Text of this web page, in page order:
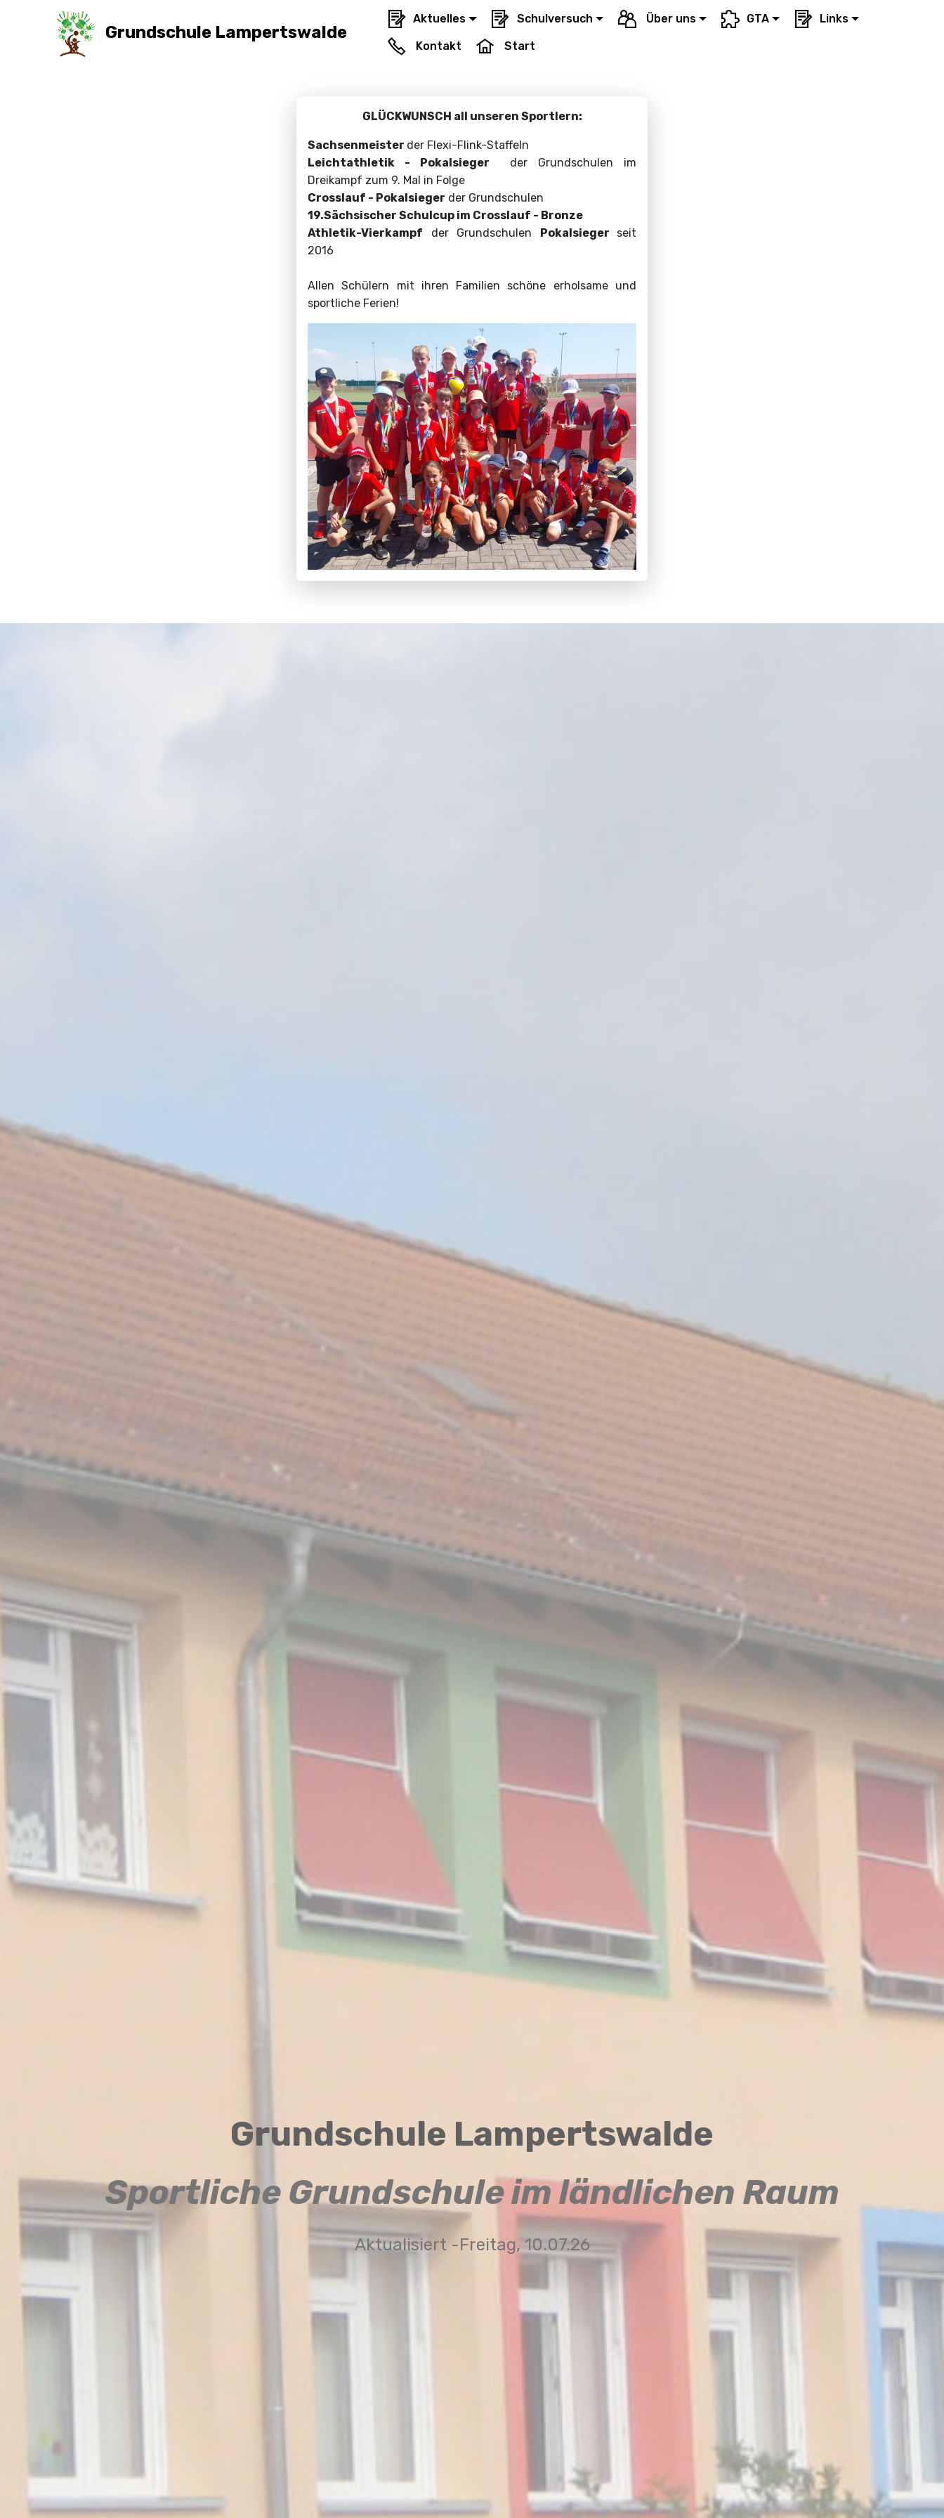
Grundschule Lampertswalde
Aktuelles Schulversuch Über uns GTA Links
Kontakt Start
1.Schulhalbjahr 2025/26
GLÜCKWUNSCH all unseren Sportlern:
Sachsenmeister der Flexi-Flink-Staffeln
Leichtathletik - Pokalsieger der Grundschulen im
Dreikampf zum 9. Mal in Folge
Crosslauf - Pokalsieger der Grundschulen
19.Sächsischer Schulcup im Crosslauf - Bronze
Athletik-Vierkampf der Grundschulen Pokalsieger seit
2016
Allen Schülern mit ihren Familien schöne erholsame und
sportliche Ferien!
Grundschule Lampertswalde
Sportliche Grundschule im ländlichen Raum
Aktualisiert -Freitag, 10.07.26